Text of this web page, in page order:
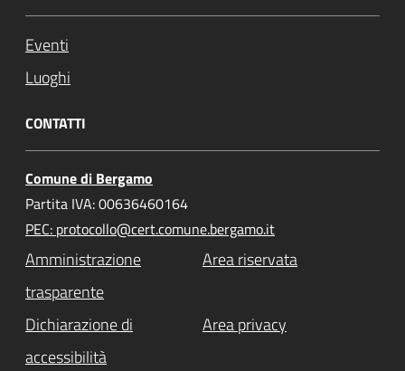
Eventi
Luoghi
CONTATTI
Comune di Bergamo
Partita IVA: 00636460164
PEC: protocollo@cert.comune.bergamo.it
Amministrazione
trasparente
Area riservata
Dichiarazione di
accessibilità
Area privacy